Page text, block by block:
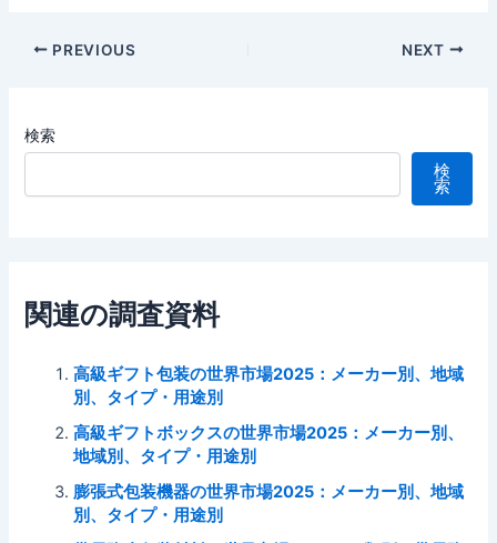
Post
PREVIOUS NEXT
検索
検
索
関連の調査資料
高級ギフト包装の世界市場2025：メーカー別、地域
別、タイプ・用途別
高級ギフトボックスの世界市場2025：メーカー別、
地域別、タイプ・用途別
膨張式包装機器の世界市場2025：メーカー別、地域
別、タイプ・用途別